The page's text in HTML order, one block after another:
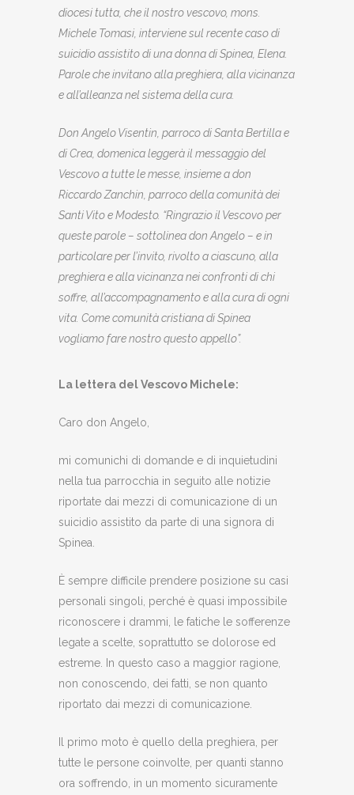
diocesi tutta, che il nostro vescovo, mons.
Michele Tomasi, interviene sul recente caso di
suicidio assistito di una donna di Spinea, Elena.
Parole che invitano alla preghiera, alla vicinanza
e all’alleanza nel sistema della cura.
Don Angelo Visentin, parroco di Santa Bertilla e
di Crea, domenica leggerà il messaggio del
Vescovo a tutte le messe, insieme a don
Riccardo Zanchin, parroco della comunità dei
Santi Vito e Modesto. “Ringrazio il Vescovo per
queste parole – sottolinea don Angelo – e in
particolare per l’invito, rivolto a ciascuno, alla
preghiera e alla vicinanza nei confronti di chi
soffre, all’accompagnamento e alla cura di ogni
vita. Come comunità cristiana di Spinea
vogliamo fare nostro questo appello”.
La lettera del Vescovo Michele:
Caro don Angelo,
mi comunichi di domande e di inquietudini
nella tua parrocchia in seguito alle notizie
riportate dai mezzi di comunicazione di un
suicidio assistito da parte di una signora di
Spinea.
È sempre difficile prendere posizione su casi
personali singoli, perché è quasi impossibile
riconoscere i drammi, le fatiche le sofferenze
legate a scelte, soprattutto se dolorose ed
estreme. In questo caso a maggior ragione,
non conoscendo, dei fatti, se non quanto
riportato dai mezzi di comunicazione.
Il primo moto è quello della preghiera, per
tutte le persone coinvolte, per quanti stanno
ora soffrendo, in un momento sicuramente